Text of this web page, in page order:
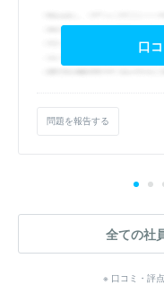
口
問題を報告する
全ての社
※ 口コミ・評